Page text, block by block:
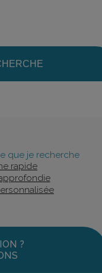
que je recherche
rapide
?